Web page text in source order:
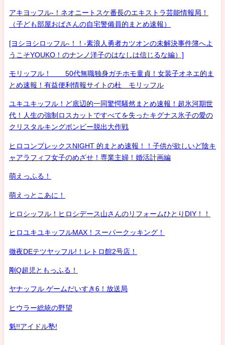
アキヨッフル-！ネオニートスケ番長のエキストラ芸能情報局！
（子ども部屋おばさんの自宅警備員的まとめ速報）
[ヨシヨシロッフル-！！-素浪人勇者カツオンの未解決事件簿へよ
うこそYOUKO！のナンノ洋子のはなしは信じるな編）]
モリッフル！ 50代無職独身ガチホモ童貞！女装子オネエ的ま
とめ速報！有益便利情報サイトの杜 モリッフル
ユキユキッフル！ど底辺的一同驚愕騒然まとめ速報！超氷河期世
代！人生の強制ロスカットですべてを失ったキグナス氷子の愛の
クリスタルキングボンビー脱出大作戦
ヒロコンプレックスNIGHT 的まとめ速報！！子供が欲しいど陰キ
ャアラフィフ女子のめざせ！専業主婦！婚活計画編
萌えっふる！
萌えっとこあに！
ヒロシッフル！ヒロシデース山さんのリフォームひとりDIY！！
ヒロユキユキッフルMAX！スーパークッキング！
徹夜DEテツヤッフル!！レトロ館2号店！
剛Q超児ともっふる！
ヤナッフル ゲームだいすき6！放送局
ヒウラー総統の野望
魁!!アイドル塾!